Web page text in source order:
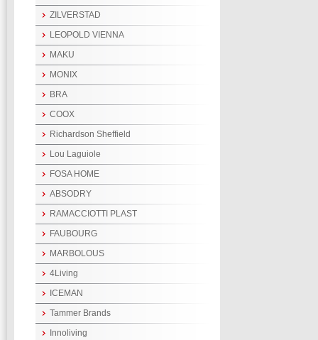
ZILVERSTAD
LEOPOLD VIENNA
MAKU
MONIX
BRA
COOX
Richardson Sheffield
Lou Laguiole
FOSA HOME
ABSODRY
RAMACCIOTTI PLAST
FAUBOURG
MARBOLOUS
4Living
ICEMAN
Tammer Brands
Innoliving